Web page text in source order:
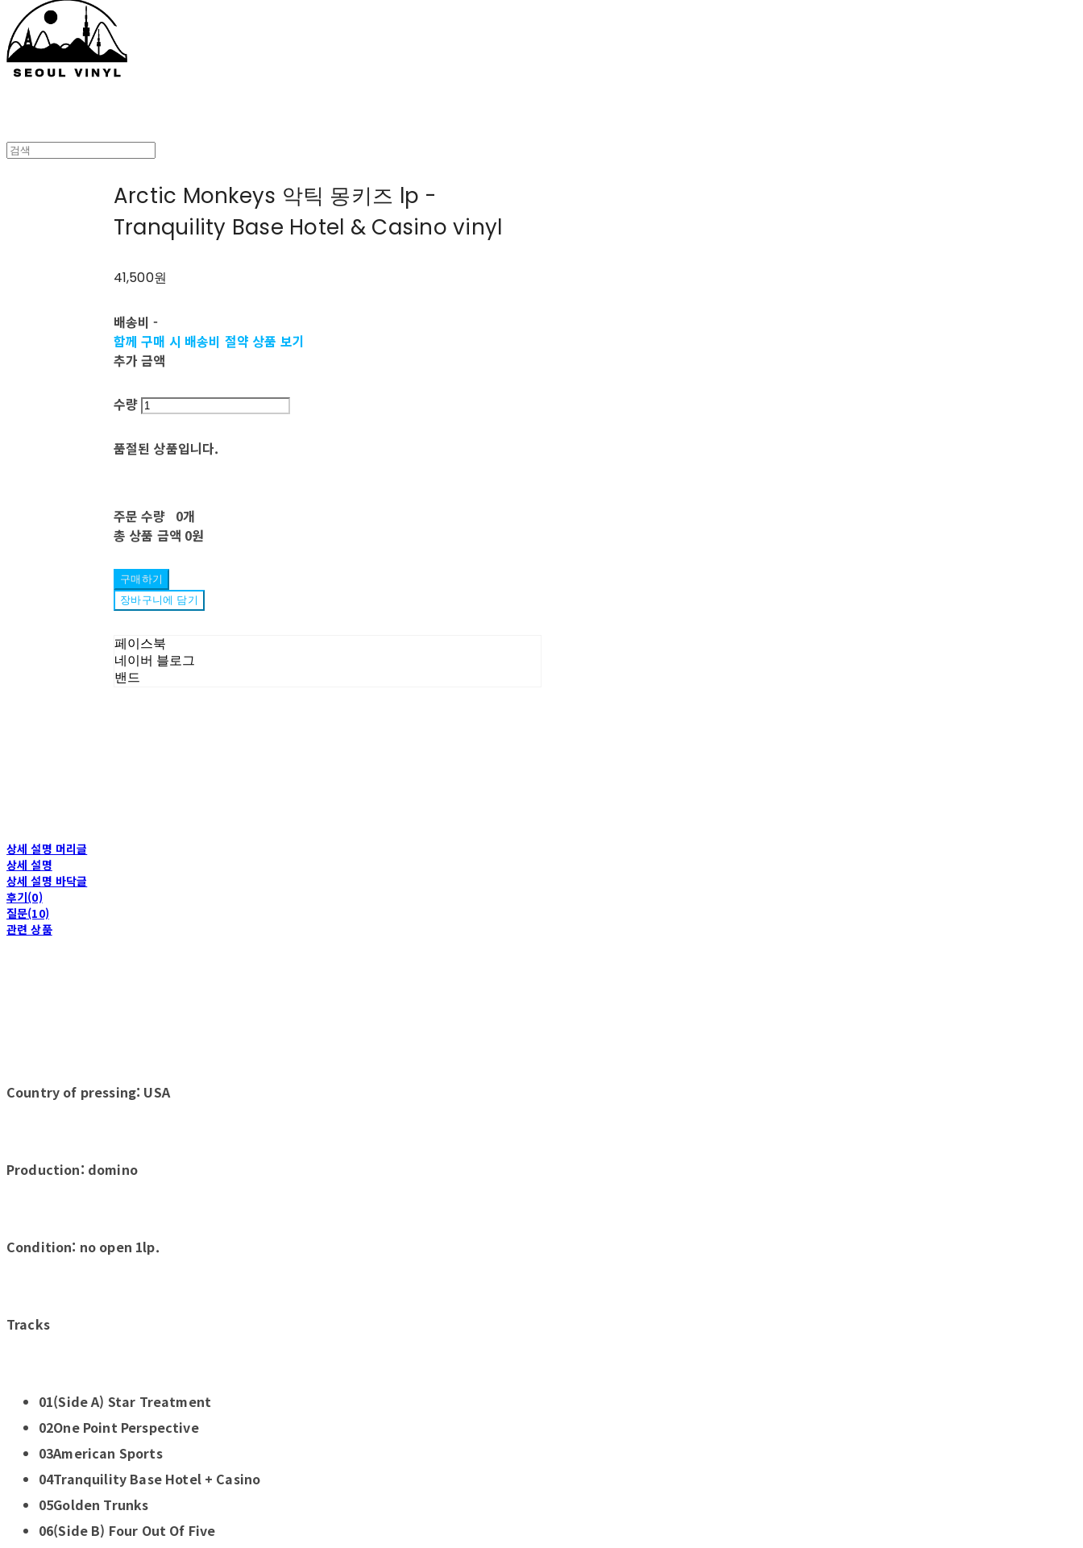
Arctic Monkeys 악틱 몽키즈 lp -
Tranquility Base Hotel & Casino vinyl
41,500원
배송비-
함께 구매 시 배송비 절약 상품 보기
추가 금액
수량
품절된 상품입니다.
주문 수량 0개
총 상품 금액 0원
구매하기
장바구니에 담기
페이스북
네이버 블로그
밴드
상세 설명 머리글
상세 설명
상세 설명 바닥글
후기(0)
질문(10)
관련 상품
Country of pressing: USA
Production: domino
Condition: no open 1lp.
Tracks
01(Side A) Star Treatment
02One Point Perspective
03American Sports
04Tranquility Base Hotel + Casino
05Golden Trunks
06(Side B) Four Out Of Five